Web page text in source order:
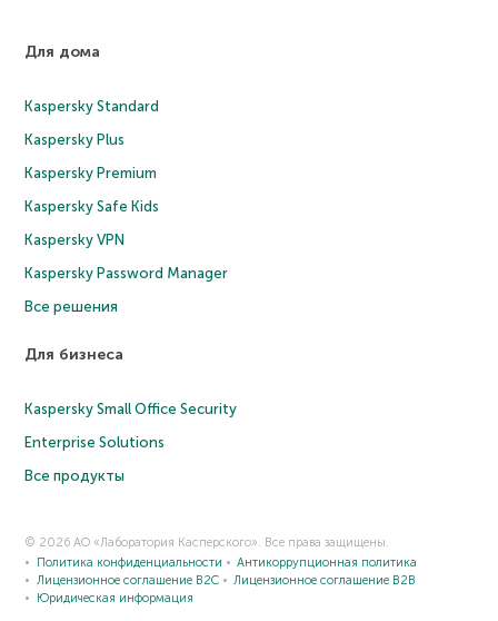
Для дома
Kaspersky Standard
Kaspersky Plus
Kaspersky Premium
Kaspersky Safe Kids
Kaspersky VPN
Kaspersky Password Manager
Все решения
Для бизнеса
Kaspersky Small Office Security
Enterprise Solutions
Все продукты
© 2026 АО «Лаборатория Касперского». Все права защищены.
Политика конфиденциальности
Антикоррупционная политика
Лицензионное соглашение B2C
Лицензионное соглашение B2B
Юридическая информация